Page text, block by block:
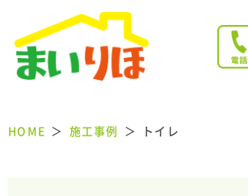
HOME 施工事例 トイレ